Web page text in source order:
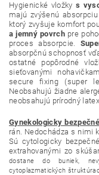
Hygienické vložky s
majú zvýšenú
ktorý zvyšuje komfort
a jemný povrch pre
proces absorpcie.
absorpčnú schopnosť
ostatné popôrodné
sieťovanými
secure fixing (super
Neobsahujú žiadne
neobsahujú prírodný
Gynekologicky bezpečné
rán. Nedochádza s nimi
Sú cytologicky
extrahovanými zo
dostane do buniek,
cytoplazmatických